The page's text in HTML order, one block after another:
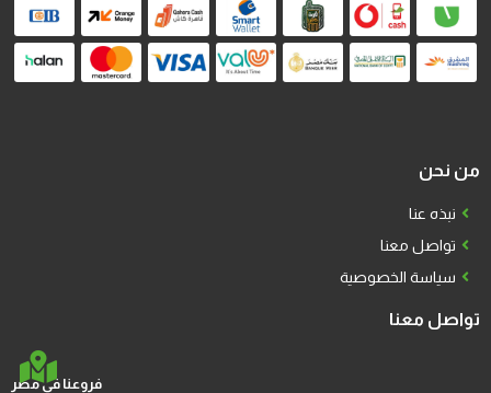
من نحن
نبذه عنا
تواصل معنا
سياسة الخصوصية
تواصل معنا
فروعنا في مصر